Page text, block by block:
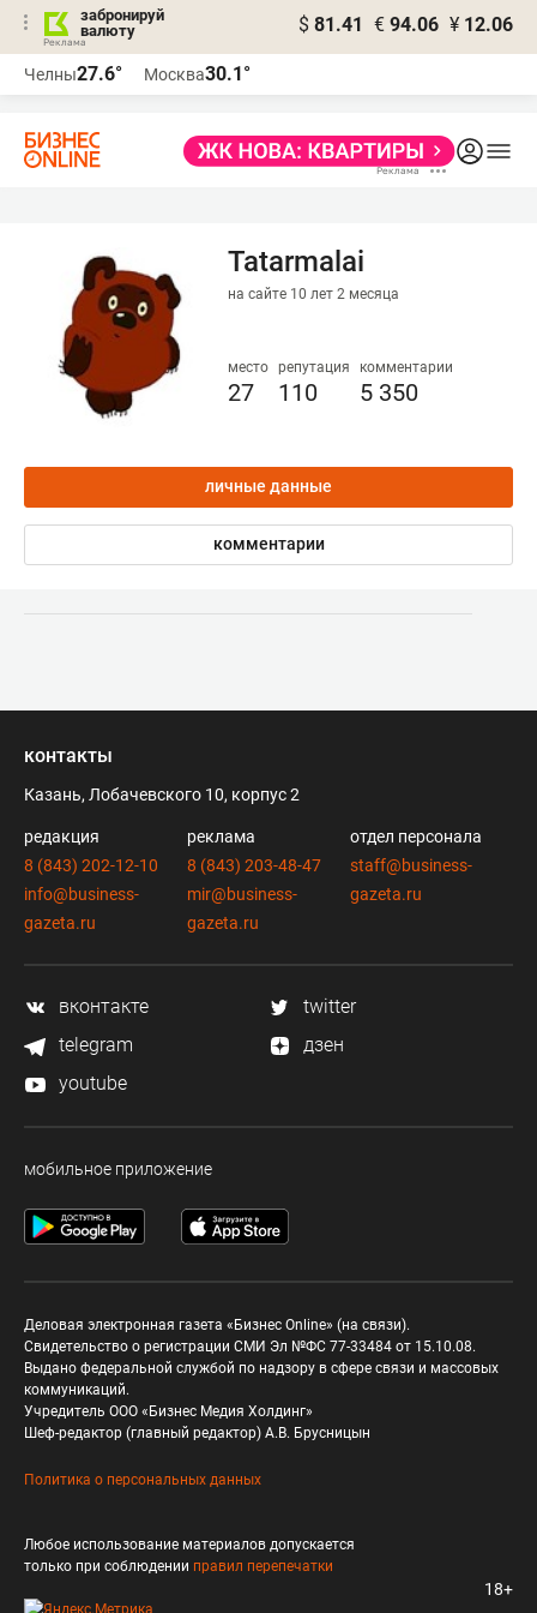
забронируй
валюту
$ 81.41 € 94.06 ¥ 12.06
Челны27.6° Москва30.1°
Tatarmalai
на сайте 10 лет 2 месяца
место
27
репутация
110
комментарии
5 350
личные данные
комментарии
контакты
Казань, Лобачевского 10, корпус 2
редакция
8 (843) 202-12-10
info@business-
gazeta.ru
реклама
8 (843) 203-48-47
mir@business-
gazeta.ru
отдел персонала
staff@business-
gazeta.ru
вконтакте
twitter
telegram
дзен
youtube
мобильное приложение
Деловая электронная газета «Бизнес Online» (на связи).
Свидетельство о регистрации СМИ Эл №ФС 77-33484 от 15.10.08.
Выдано федеральной службой по надзору в сфере связи и массовых
коммуникаций.
Учредитель ООО «Бизнес Медия Холдинг»
Шеф-редактор (главный редактор) А.В. Брусницын
Политика о персональных данных
Любое использование материалов допускается
только при соблюдении правил перепечатки
18+